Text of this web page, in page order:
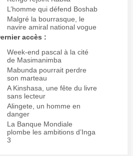
L’homme qui défend Boshab
Malgré la bourrasque, le
navire amiral national vogue
accès :
Week-end pascal à la cité
de Masimanimba
Mabunda pourrait perdre
son marteau
A Kinshasa, une fête du livre
sans lecteur
Alingete, un homme en
danger
La Banque Mondiale
plombe les ambitions d’Inga
3